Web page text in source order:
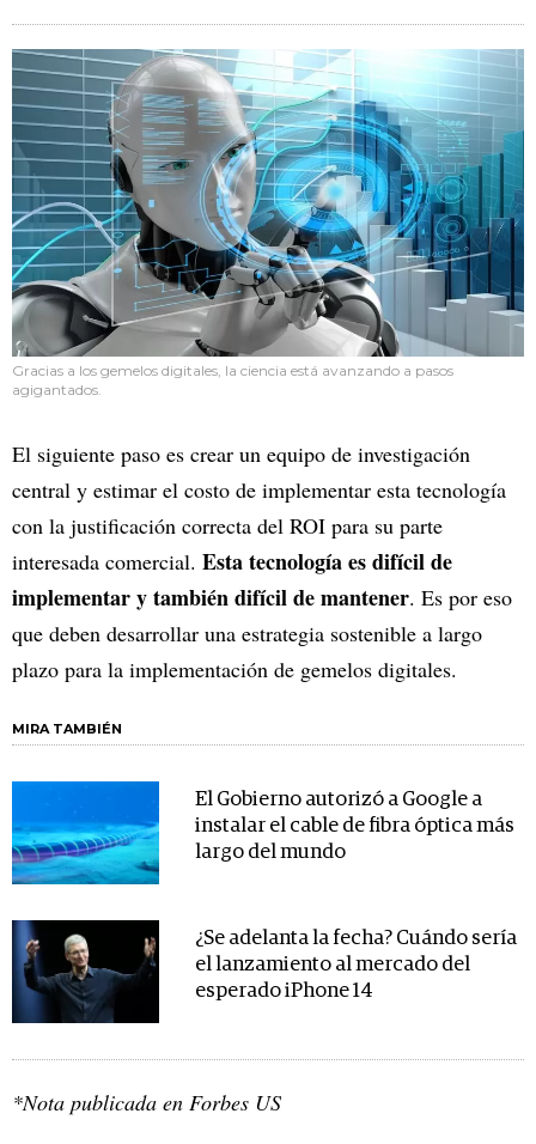
Gracias a los gemelos digitales, la ciencia está avanzando a pasos
agigantados.
El siguiente paso es crear un equipo de investigación
central y estimar el costo de implementar esta tecnología
con la justificación correcta del ROI para su parte
interesada comercial. Esta tecnología es difícil de
implementar y también difícil de mantener. Es por eso
que deben desarrollar una estrategia sostenible a largo
plazo para la implementación de gemelos digitales.
MIRA TAMBIÉN
El Gobierno autorizó a Google a
instalar el cable de fibra óptica más
largo del mundo
¿Se adelanta la fecha? Cuándo sería
el lanzamiento al mercado del
esperado iPhone 14
*Nota publicada en Forbes US